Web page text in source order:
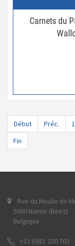
Carnets du
Début Préc. 1
Fin
Rue du Moulin de
5000 Namur (Beez)
Belgique
+32 (0)81 230 703